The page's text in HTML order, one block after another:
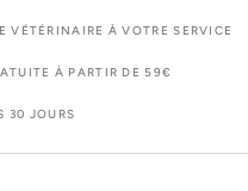
VÉTÉRINAIRE À VOTRE SERVICE
À PARTIR DE 59€
30 JOURS